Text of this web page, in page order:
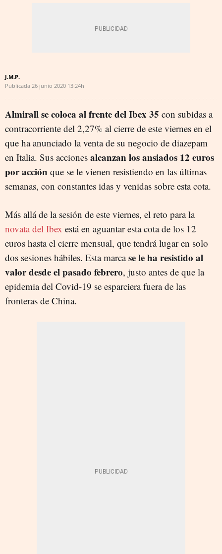
J.M.P.
Publicada 26 junio 2020 13:24h
Almirall se coloca al frente del Ibex 35 con subidas a
contracorriente del 2,27% al cierre de este viernes en el
que ha anunciado la venta de su negocio de diazepam
en Italia. Sus acciones alcanzan los ansiados 12 euros
por acción que se le vienen resistiendo en las últimas
semanas, con constantes idas y venidas sobre esta cota.
Más allá de la sesión de este viernes, el reto para la
novata del Ibex está en aguantar esta cota de los 12
euros hasta el cierre mensual, que tendrá lugar en solo
dos sesiones hábiles. Esta marcase le ha resistido al
valor desde el pasado febrero, justo antes de que la
epidemia del Covid-19 se esparciera fuera de las
fronteras de China.